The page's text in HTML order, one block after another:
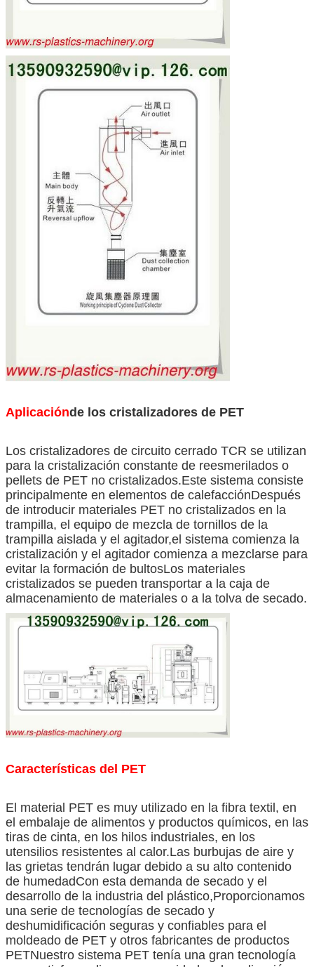
PRESENTACIóN
Aplicaciónde los cristalizadores de PET
Los cristalizadores de circuito cerrado TCR se utilizan
para la cristalización constante de reesmerilados o
pellets de PET no cristalizados.Este sistema consiste
principalmente en elementos de calefacciónDespués
de introducir materiales PET no cristalizados en la
trampilla, el equipo de mezcla de tornillos de la
trampilla aislada y el agitador,el sistema comienza la
cristalización y el agitador comienza a mezclarse para
evitar la formación de bultosLos materiales
cristalizados se pueden transportar a la caja de
almacenamiento de materiales o a la tolva de secado.
Características del PET
El material PET es muy utilizado en la fibra textil, en
el embalaje de alimentos y productos químicos, en las
tiras de cinta, en los hilos industriales, en los
utensilios resistentes al calor.Las burbujas de aire y
las grietas tendrán lugar debido a su alto contenido
de humedadCon esta demanda de secado y el
desarrollo de la industria del plástico,Proporcionamos
una serie de tecnologías de secado y
deshumidificación seguras y confiables para el
moldeado de PET y otros fabricantes de productos
PETNuestro sistema PET tenía una gran tecnología